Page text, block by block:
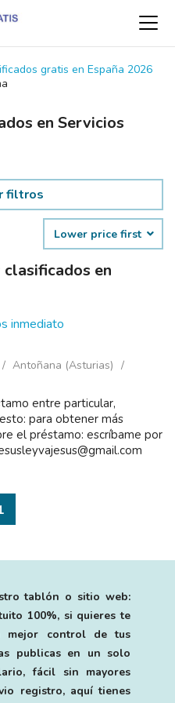
gratis en España 2026
en Servicios
filtros
Lower price first
en
inmediato
Antoñana (Asturias)
entre particular,
para obtener más
el préstamo: escríbame por
tablón o sitio web:
100%, si quieres te
mejor control de tus
publicas en un solo
fácil sin mayores
registro, aquí tienes